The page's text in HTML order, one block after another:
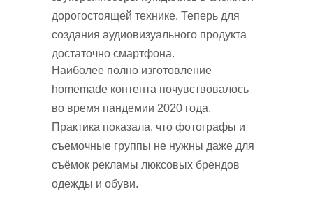
дорогостоящей технике. Теперь для
создания аудиовизуального продукта
достаточно смартфона.
Наиболее полно изготовление
homemade контента почувствовалось
во время пандемии 2020 года.
Практика показала, что фотографы и
съемочные группы не нужны даже для
съёмок рекламы люксовых брендов
одежды и обуви.